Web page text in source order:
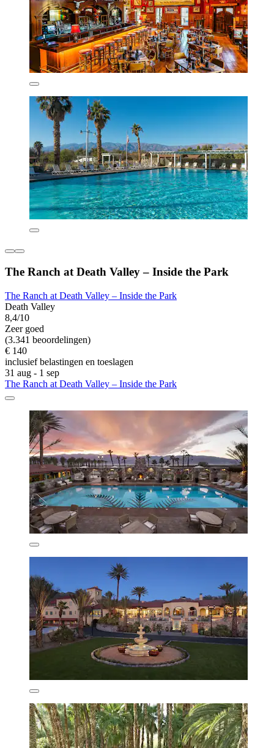
The Ranch at Death Valley – Inside the Park
The Ranch at Death Valley – Inside the Park
Death Valley
8,4/10
Zeer goed
(3.341 beoordelingen)
€ 140
inclusief belastingen en toeslagen
31 aug - 1 sep
The Ranch at Death Valley – Inside the Park